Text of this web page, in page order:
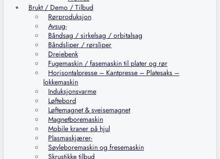
Brukt / Demo / Tilbud
Rørproduksjon
Avsug-
Båndsag / sirkelsag / orbitalsag
Båndsliper / rørsliper
Dreiebenk
Fugemaskin / fasemaskin til plater og rør
Horisontalpresse – Kantpresse – Platesaks –
lokkemaskin
Induksjonsvarme
Løftebord
Løftemagnet & sveisemagnet
Magnetboremaskin
Mobile kraner på hjul
Plasmaskjærer-
Søyleboremaskin og fresemaskin
Skrustikke tilbud